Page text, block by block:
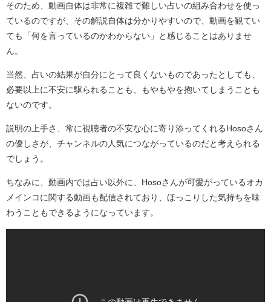
そのため、動画自体は非常に複雑で難しい占いの組み合わせを使っ
ているのですが、その解説自体は分かりやすいので、動画を観てい
ても「何を言っているのかわからない」と感じることはありませ
ん。
当然、占いの結果が自分にとって良くないものであったとしても、
必要以上に不安に駆られることも、もやもやを抱いてしまうことも
ないのです。
説明の上手さ、常に視聴者の不安な心に寄り添ってくれるHosoさん
の優しさが、チャンネルの人気につながっているのだと考えられる
でしょう。
ちなみに、動画内では占い以外に、Hosoさんが可愛がっているオカ
メインコに関する動画も配信されており、ほっこりした気持ちを味
わうこともできるようになっています。